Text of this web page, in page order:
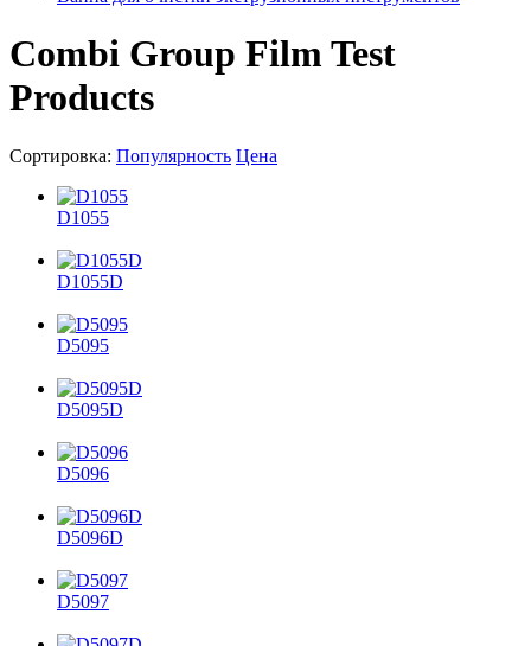
Combi Group Film Test
Products
Сортировка: Популярность Цена
D1055
D1055D
D5095
D5095D
D5096
D5096D
D5097